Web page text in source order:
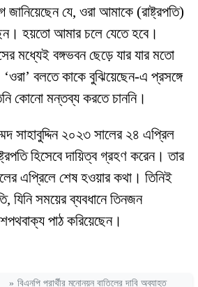
জানিয়েছেন যে, ওরা আমাকে (রাষ্ট্রপতি)
হয়তো আমার চলে যেতে হবে।
মধ্যেই বঙ্গভবন ছেড়ে যার যার মতো
বলতে কাকে বুঝিয়েছেন-এ প্রসঙ্গে
কোনো মন্তব্য করতে চাননি।
সাহাবুদ্দিন ২০২৩ সালের ২৪ এপ্রিল
হিসেবে দায়িত্ব গ্রহণ করেন। তার
এপ্রিলে শেষ হওয়ার কথা। তিনিই
যিনি সময়ের ব্যবধানে তিনজন
পাঠ করিয়েছেন।
» বিএনপি প্রার্থীর মনোনয়ন বাতিলের দাবি অব্যাহত